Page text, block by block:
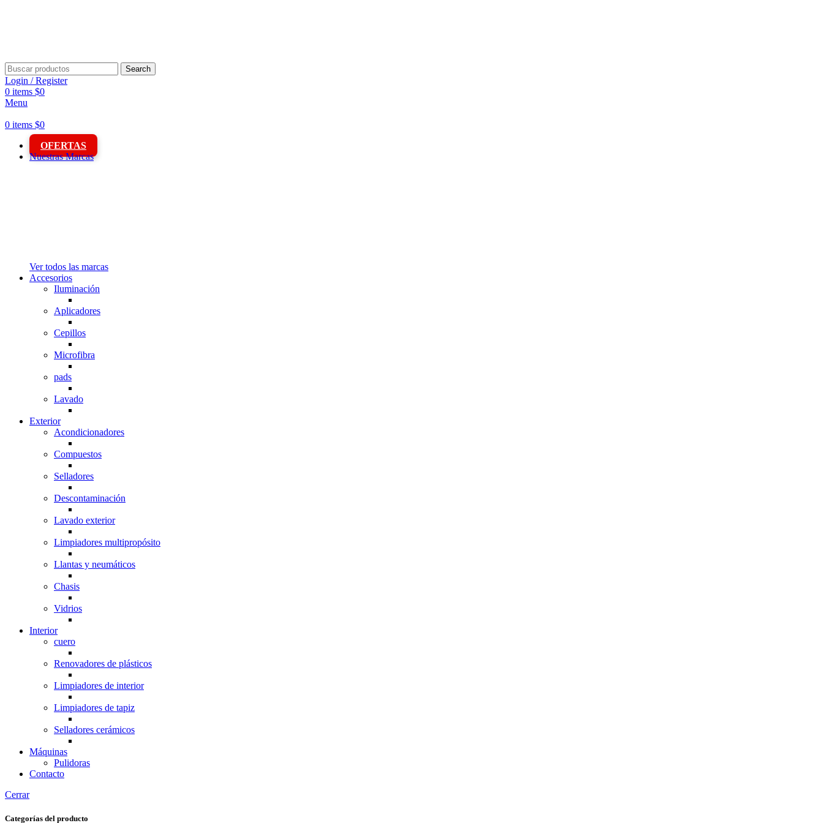
Search
Login / Register
0 items $0
Menu
0 items $0
OFERTAS
Nuestras Marcas
Ver todos las marcas
Accesorios
Iluminación
Aplicadores
Cepillos
Microfibra
pads
Lavado
Exterior
Acondicionadores
Compuestos
Selladores
Descontaminación
Lavado exterior
Limpiadores multipropósito
Llantas y neumáticos
Chasis
Vidrios
Interior
cuero
Renovadores de plásticos
Limpiadores de interior
Limpiadores de tapiz
Selladores cerámicos
Máquinas
Pulidoras
Contacto
Cerrar
Categorías del producto